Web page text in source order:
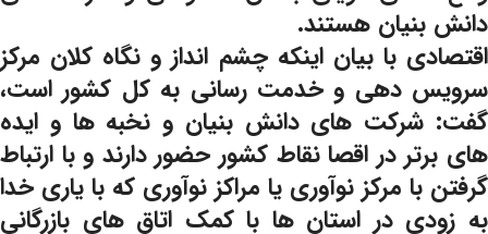
دانش بنیان هستند.
اقتصادی با بیان اینکه چشم انداز و نگاه کلان مرکز
سرویس دهی و خدمت رسانی به کل کشور است،
گفت: شرکت های دانش بنیان و نخبه ها و ایده
های برتر در اقصا نقاط کشور حضور دارند و با ارتباط
گرفتن با مرکز نوآوری یا مراکز نوآوری که با یاری خدا
به زودی در استان ها با کمک اتاق های بازرگانی